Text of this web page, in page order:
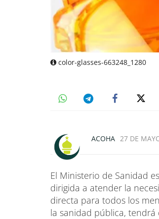
color-glasses-663248_1280
ACOHA 27 DE
El Ministerio de Sanidad
dirigida a atender la
directa para todos los
la sanidad pública, tendrá